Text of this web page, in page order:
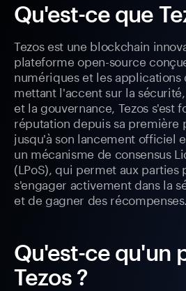
Qu'est-ce que
Tezos est une blockchain
plateforme open-source
numériques et les applications
mettant l'accent sur la
et la gouvernance, Tezos s'est
réputation depuis sa première
jusqu'à son lancement officiel
un mécanisme de consensus
(LPoS), qui permet aux parties
s'engager activement dans la
et de gagner des récompenses.
Qu'est-ce qu'un
Tezos ?